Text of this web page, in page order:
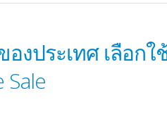
งประเทศ เลือกใ